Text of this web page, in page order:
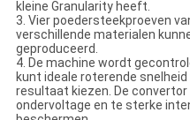
kleine Granularity heeft.
3. Vier poedersteekproeven
verschillende materialen
geproduceerd.
4. De machine wordt
kunt ideale roterende
resultaat kiezen. De
ondervoltage en te sterke